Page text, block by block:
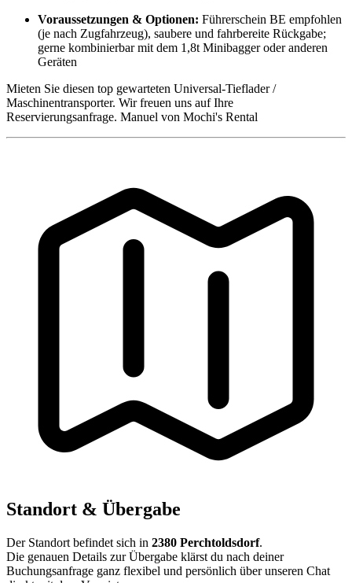
Voraussetzungen & Optionen: Führerschein BE empfohlen
(je nach Zugfahrzeug), saubere und fahrbereite Rückgabe;
gerne kombinierbar mit dem 1,8t Minibagger oder anderen
Geräten
Mieten Sie diesen top gewarteten Universal-Tieflader /
Maschinentransporter. Wir freuen uns auf Ihre
Reservierungsanfrage. Manuel von Mochi's Rental
Standort & Übergabe
Der Standort befindet sich in 2380 Perchtoldsdorf.
Die genauen Details zur Übergabe klärst du nach deiner
Buchungsanfrage ganz flexibel und persönlich über unseren Chat